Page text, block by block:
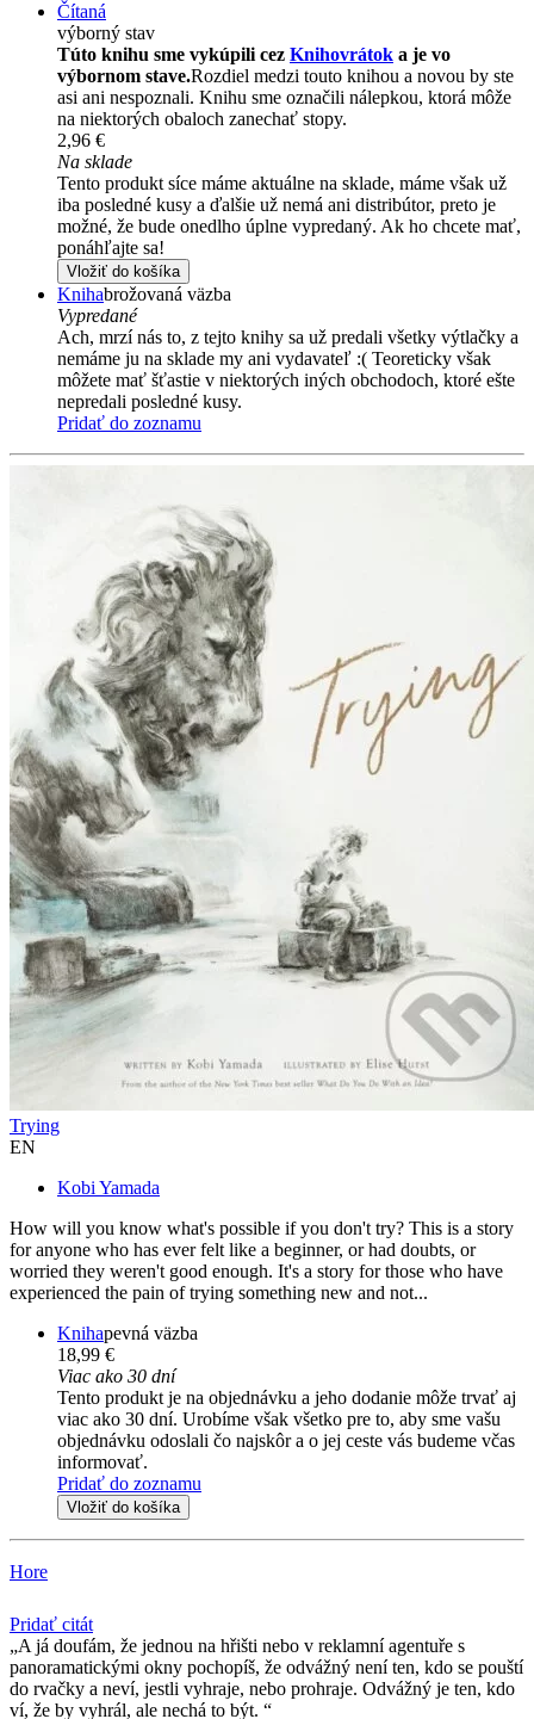
Čítaná
výborný stav
Túto knihu sme vykúpili cez Knihovrátok a je vo
výbornom stave.Rozdiel medzi touto knihou a novou by ste
asi ani nespoznali. Knihu sme označili nálepkou, ktorá môže
na niektorých obaloch zanechať stopy.
2,96 €
Na sklade
Tento produkt síce máme aktuálne na sklade, máme však už
iba posledné kusy a ďalšie už nemá ani distribútor, preto je
možné, že bude onedlho úplne vypredaný. Ak ho chcete mať,
ponáhľajte sa!
Vložiť do košíka
Knihabrožovaná väzba
Vypredané
Ach, mrzí nás to, z tejto knihy sa už predali všetky výtlačky a
nemáme ju na sklade my ani vydavateľ :( Teoreticky však
môžete mať šťastie v niektorých iných obchodoch, ktoré ešte
nepredali posledné kusy.
Pridať do zoznamu
Trying
EN
Kobi Yamada
How will you know what's possible if you don't try? This is a story
for anyone who has ever felt like a beginner, or had doubts, or
worried they weren't good enough. It's a story for those who have
experienced the pain of trying something new and not...
Knihapevná väzba
18,99 €
Viac ako 30 dní
Tento produkt je na objednávku a jeho dodanie môže trvať aj
viac ako 30 dní. Urobíme však všetko pre to, aby sme vašu
objednávku odoslali čo najskôr a o jej ceste vás budeme včas
informovať.
Pridať do zoznamu
Vložiť do košíka
Hore
Pridať citát
A já doufám, že jednou na hřišti nebo v reklamní agentuře s
panoramatickými okny pochopíš, že odvážný není ten, kdo se pouští
do rvačky a neví, jestli vyhraje, nebo prohraje. Odvážný je ten, kdo
ví, že by vyhrál, ale nechá to být.